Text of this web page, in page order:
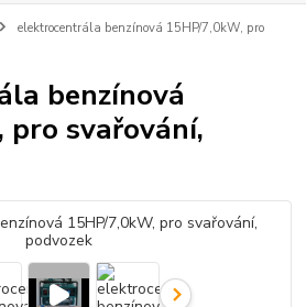
elektrocentrála benzínová 15HP/7,0kW, pro
benzínová
pro svařování,